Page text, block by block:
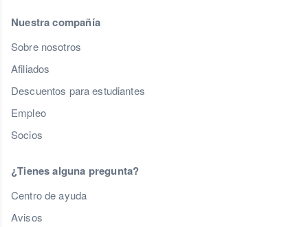
Nuestra compañía
Sobre nosotros
Afiliados
Descuentos para estudiantes
Empleo
Socios
¿Tienes alguna pregunta?
Centro de ayuda
Avisos